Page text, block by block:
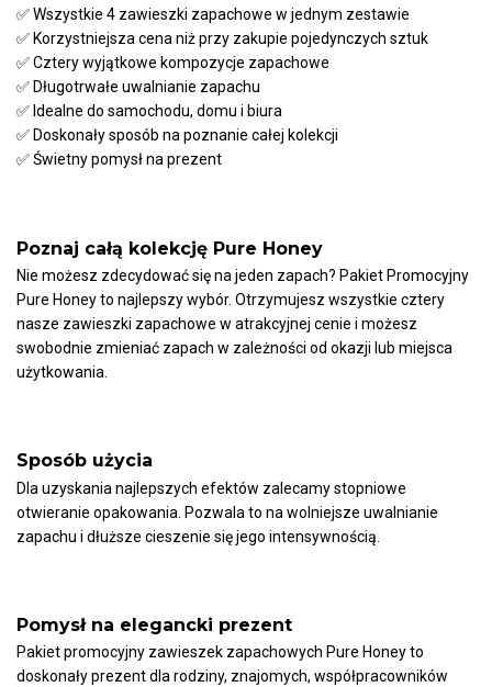
✅ Wszystkie 4 zawieszki zapachowe w jednym zestawie
✅ Korzystniejsza cena niż przy zakupie pojedynczych sztuk
✅ Cztery wyjątkowe kompozycje zapachowe
✅ Długotrwałe uwalnianie zapachu
✅ Idealne do samochodu, domu i biura
✅ Doskonały sposób na poznanie całej kolekcji
✅ Świetny pomysł na prezent
Poznaj całą kolekcję Pure Honey
Nie możesz zdecydować się na jeden zapach? Pakiet Promocyjny
Pure Honey to najlepszy wybór. Otrzymujesz wszystkie cztery
nasze zawieszki zapachowe w atrakcyjnej cenie i możesz
swobodnie zmieniać zapach w zależności od okazji lub miejsca
użytkowania.
Sposób użycia
Dla uzyskania najlepszych efektów zalecamy stopniowe
otwieranie opakowania. Pozwala to na wolniejsze uwalnianie
zapachu i dłuższe cieszenie się jego intensywnością.
Pomysł na elegancki prezent
Pakiet promocyjny zawieszek zapachowych Pure Honey to
doskonały prezent dla rodziny, znajomych, współpracowników